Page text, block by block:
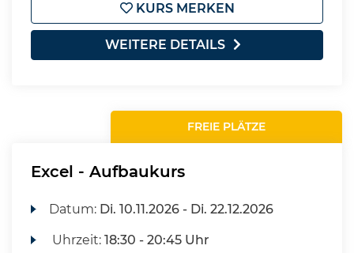
KURS MERKEN
WEITERE DETAILS
FREIE PLÄTZE
Excel - Aufbaukurs
Datum: Di. 10.11.2026 - Di. 22.12.2026
Uhrzeit:18:30 - 20:45 Uhr